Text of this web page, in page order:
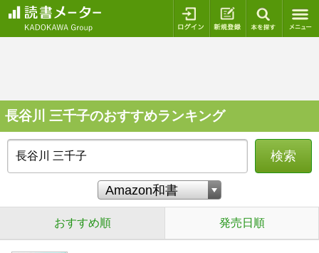
ログイン 新規登録
長谷川 三千子のおすすめランキング
検索
おすすめ順 発売日順